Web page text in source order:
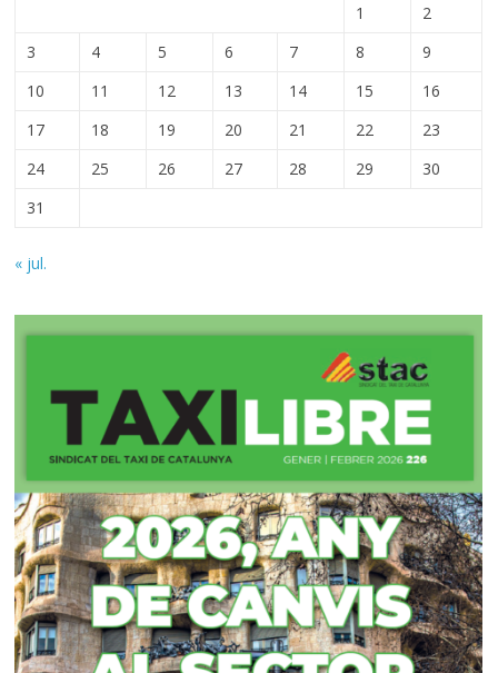
1
2
3
4 5 6 7 8
9
10
11 12 13 14 15
16
17
18 19 20 21 22
23
24
25 26 27 28 29
30
31
« jul.